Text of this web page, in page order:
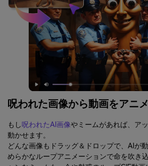
呪われた画像から動画をアニ
もし呪われたAI画像やミームがあれば、ア
動かせます。
どんな画像もドラッグ＆ドロップで、AIが
めらかなループアニメーションで命を吹き